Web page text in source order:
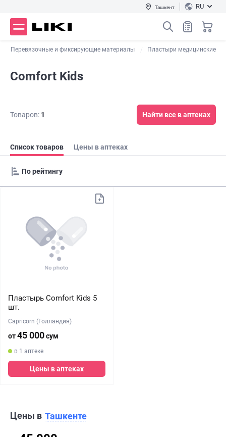
Ташкент RU
Перевязочные и фиксирующие материалы Пластыри медицинские
Comfort Kids
Товаров: 1 Найти все в аптеках
Список товаров Цены в аптеках
Пластырь Comfort Kids 5
шт.
Capricorn (Голландия)
от45 000сум
в 1 аптеке
Цены в аптеках
Цены в Ташкенте